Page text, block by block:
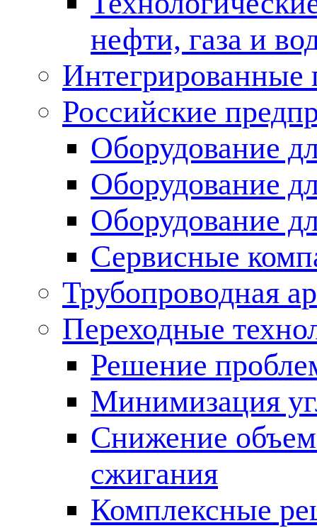
нефти, газа и
Российские
Оборудование
Оборудование
Оборудование
Сервисные
Трубопроводная
Переходные
Решение
Минимизация
Снижение
сжигания
Комплексные